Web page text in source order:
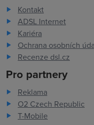
Kontakt
ADSL Internet
Kariéra
Ochrana osobních
Recenze dsl.cz
Pro partnery
Reklama
O2 Czech Republic
T-Mobile